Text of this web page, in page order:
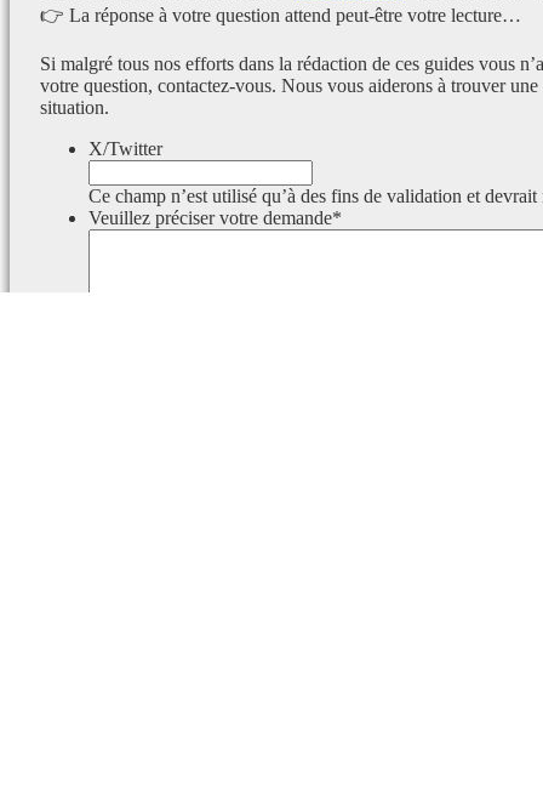
👉 La réponse à votre question attend peut-être votre lecture…
Si malgré tous nos efforts dans la rédaction de ces guides vous
votre question, contactez-vous. Nous vous aiderons à trouver
situation.
X/Twitter
Ce champ n’est utilisé qu’à des fins de validation et devrait
Veuillez préciser votre demande*